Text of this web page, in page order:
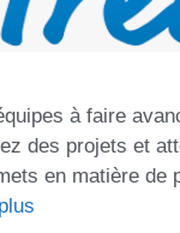
à faire
des projets et
en matière de